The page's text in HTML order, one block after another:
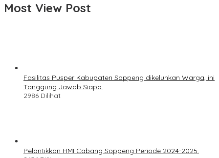
Most View Post
Fasilitas Pusper Kabupaten Soppeng dikeluhkan Warga, ini
Tanggung Jawab Siapa.
2986 Dilihat
Pelantikkan HMI Cabang Soppeng Periode 2024-2025.